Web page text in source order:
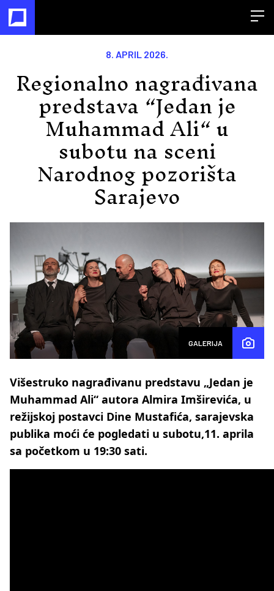
8. APRIL 2026.
Regionalno nagrađivana
predstava “Jedan je
Muhammad Ali“ u
subotu na sceni
Narodnog pozorišta
Sarajevo
GALERIJA
Višestruko nagrađivanu predstavu „Jedan je
Muhammad Ali“ autora Almira Imširevića, u
režijskoj postavci Dine Mustafića, sarajevska
publika moći će pogledati u subotu,11. aprila
sa početkom u 19:30 sati.